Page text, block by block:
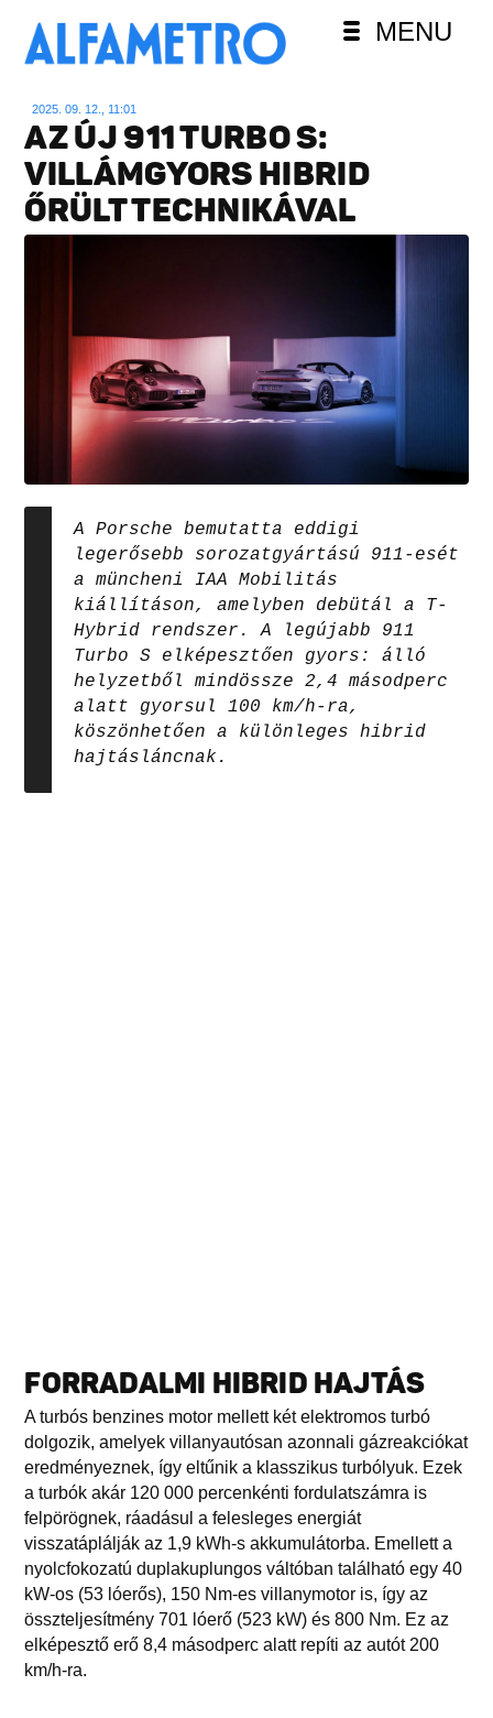
MENU
2025. 09. 12., 11:01
AZ ÚJ 911 TURBO S:
VILLÁMGYORS HIBRID
ŐRÜLT TECHNIKÁVAL
A Porsche bemutatta eddigi
legerősebb sorozatgyártású 911-esét
a müncheni IAA Mobilitás
kiállításon, amelyben debütál a T-
Hybrid rendszer. A legújabb 911
Turbo S elképesztően gyors: álló
helyzetből mindössze 2,4 másodperc
alatt gyorsul 100 km/h-ra,
köszönhetően a különleges hibrid
hajtásláncnak.
FORRADALMI HIBRID HAJTÁS
A turbós benzines motor mellett két elektromos turbó
dolgozik, amelyek villanyautósan azonnali gázreakciókat
eredményeznek, így eltűnik a klasszikus turbólyuk. Ezek
a turbók akár 120 000 percenkénti fordulatszámra is
felpörögnek, ráadásul a felesleges energiát
visszatáplálják az 1,9 kWh-s akkumulátorba. Emellett a
nyolcfokozatú duplakuplungos váltóban található egy 40
kW-os (53 lóerős), 150 Nm-es villanymotor is, így az
összteljesítmény 701 lóerő (523 kW) és 800 Nm. Ez az
elképesztő erő 8,4 másodperc alatt repíti az autót 200
km/h-ra.